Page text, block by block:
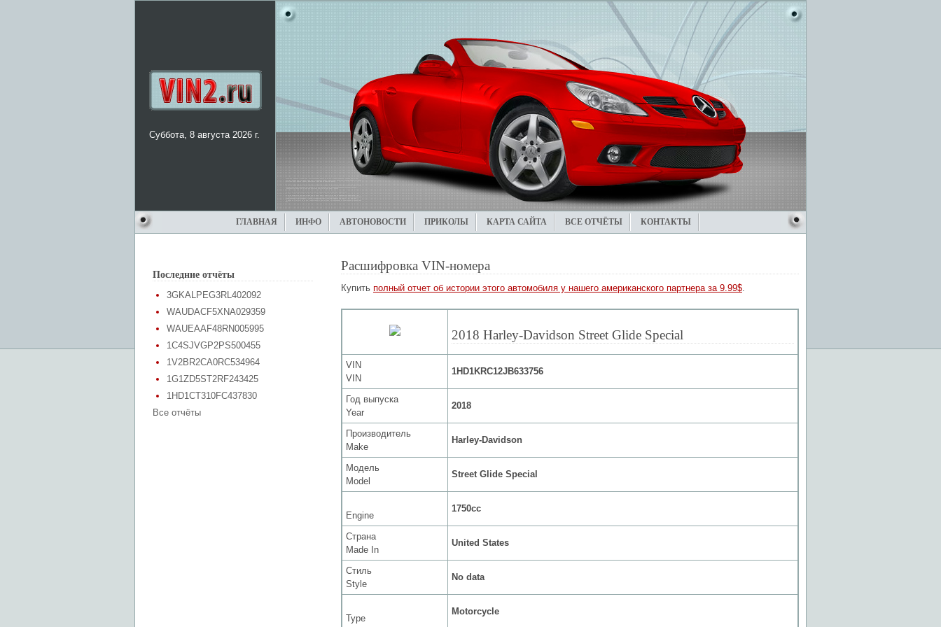
Суббота, 8 августа 2026 г.
ГЛАВНАЯ ИНФО АВТОНОВОСТИ ПРИКОЛЫ КАРТА САЙТА ВСЕ ОТЧЁТЫ КОНТАКТЫ
Последние отчёты
3GKALPEG3RL402092
WAUDACF5XNA029359
WAUEAAF48RN005995
1C4SJVGP2PS500455
1V2BR2CA0RC534964
1G1ZD5ST2RF243425
1HD1CT310FC437830
Все отчёты
Расшифровка VIN-номера
Купить полный отчет об истории этого автомобиля у нашего американского партнера за 9.99$.
2018 Harley-Davidson Street Glide Special
VIN
VIN
1HD1KRC12JB633756
Год выпуска
Year
2018
Производитель
Make
Harley-Davidson
Модель
Model
Street Glide Special
Engine
1750cc
Страна
Made In
United States
Стиль
Style
No data
Type
Motorcycle